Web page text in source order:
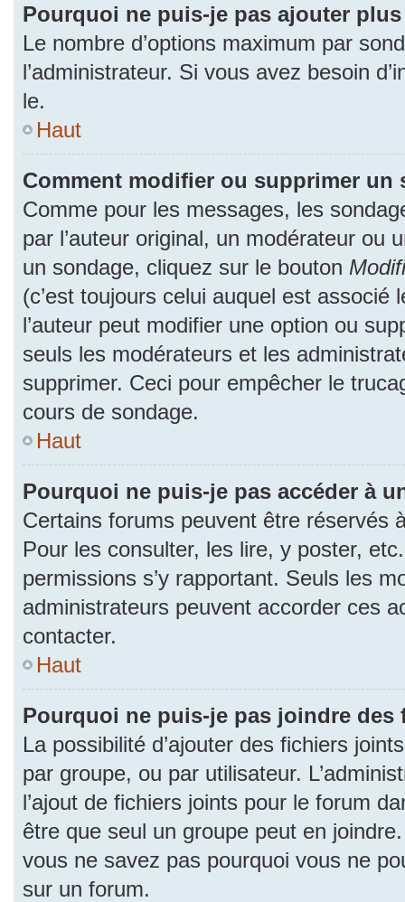
Pourquoi ne puis-je pas ajouter
Le nombre d’options maximum par
l’administrateur. Si vous avez besoin
le.
Haut
Comment modifier ou supprimer un
Comme pour les messages, les
par l’auteur original, un modérateur ou
un sondage, cliquez sur le bouton
(c’est toujours celui auquel est associé
l’auteur peut modifier une option ou
seuls les modérateurs et les
supprimer. Ceci pour empêcher le
cours de sondage.
Haut
Pourquoi ne puis-je pas accéder à
Certains forums peuvent être réservés
Pour les consulter, les lire, y poster,
permissions s’y rapportant. Seuls les
administrateurs peuvent accorder ces
contacter.
Haut
Pourquoi ne puis-je pas joindre des
La possibilité d’ajouter des fichiers
par groupe, ou par utilisateur.
l’ajout de fichiers joints pour le forum
être que seul un groupe peut en
vous ne savez pas pourquoi vous ne
sur un forum.